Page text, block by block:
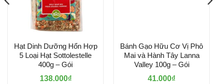
Hạt Dinh Dưỡng Hổn Hợp
5 Loại Hạt Sottolestelle
400g – Gói
138.000₫
Bánh Gạo Hữu Cơ Vị Phô
Mai và Hành Tây Lanna
Valley 100g – Gói
41.000₫